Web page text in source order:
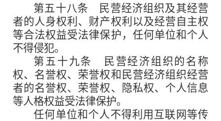
第五十八条 民营经济组织及其经营
者的人身权利、财产权利以及经营自主权
等合法权益受法律保护，任何单位和个人
不得侵犯。
第五十九条
民营经济组织的名称
权、名誉权、荣誉权和民营经济组织经营
者的名誉权、荣誉权、隐私权、个人信息
等人格权益受法律保护。
任何单位和个人不得利用互联网等传